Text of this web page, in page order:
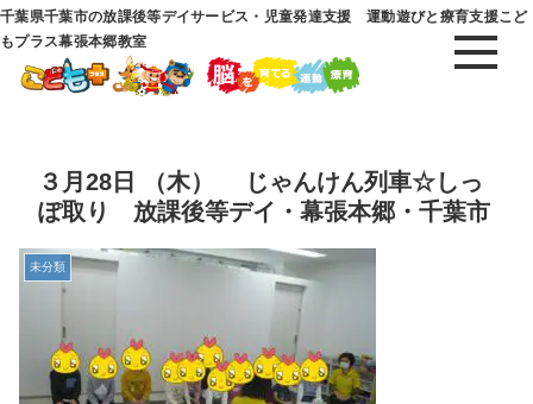
千葉県千葉市の放課後等デイサービス・児童発達支援 運動遊びと療育支援こど
もプラス幕張本郷教室
３月28日 （木） じゃんけん列車☆しっ
ぽ取り 放課後等デイ・幕張本郷・千葉市
未分類